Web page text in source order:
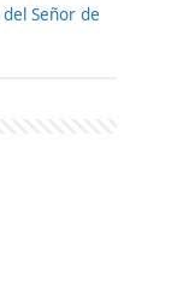
Señor de